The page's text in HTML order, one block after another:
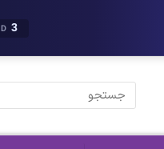
3
D